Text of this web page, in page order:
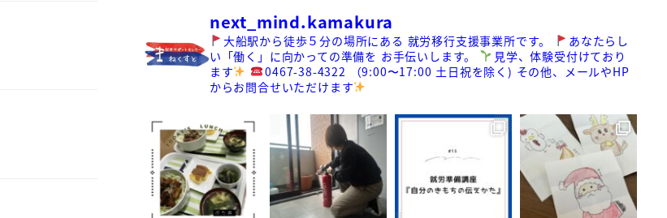
next_mind.kamakura
大船駅から徒歩５分の場所にある 就労移行支援事業所です。
あなたらし
い「働く」に向かっての準備を お手伝いします。
見学、体験受付けており
ます
0467-38-4322 （9:00〜17:00 土日祝を除く) その他、メールやHP
からお問合せいただけます